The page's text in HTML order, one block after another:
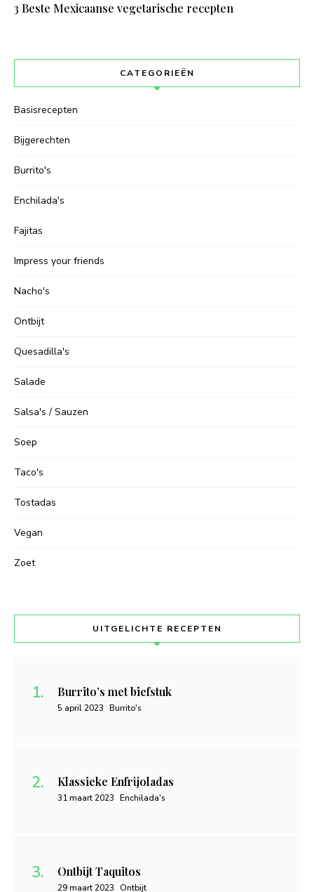
3 Beste Mexicaanse vegetarische recepten
CATEGORIEËN
Basisrecepten
Bijgerechten
Burrito's
Enchilada's
Fajitas
Impress your friends
Nacho's
Ontbijt
Quesadilla's
Salade
Salsa's / Sauzen
Soep
Taco's
Tostadas
Vegan
Zoet
UITGELICHTE RECEPTEN
Burrito’s met biefstuk
5 april 2023 Burrito's
Klassieke Enfrijoladas
31 maart 2023 Enchilada's
Ontbijt Taquitos
29 maart 2023 Ontbijt